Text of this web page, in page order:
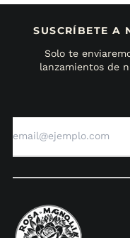
SUSCRÍBETE A
Solo te
lanzamientos de